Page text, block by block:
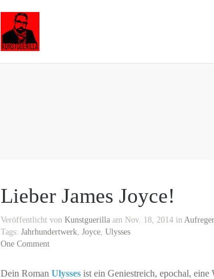
Lieber James Joyce!
Veröffentlicht von Kunstguerilla am Nov. 18, 2014 in Aufreger
Tags: Jahrhundertwerk, Joyce, Ulysses
One Comment
Dein Roman Ulysses ist ein Geniestreich, epochal, eine